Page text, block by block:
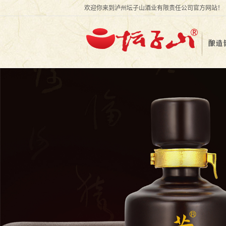
欢迎你来到泸州坛子山酒业有限责任公司官方网站！